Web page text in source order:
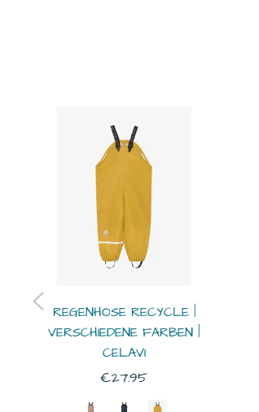
REGENHOSE RECYCLE |
VERSCHIEDENE FARBEN |
CELAVI
Normaler
Preis
€27.95